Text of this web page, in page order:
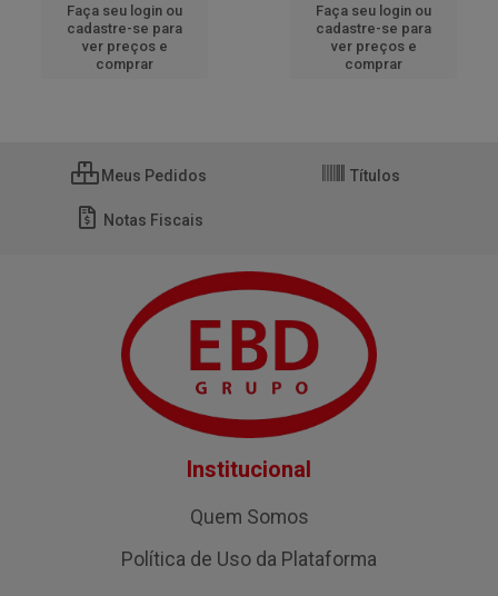
Faça seu login ou
cadastre-se para
ver preços e
comprar
Faça seu login ou
cadastre-se para
ver preços e
comprar
Meus Pedidos Títulos
Notas Fiscais
Institucional
Quem Somos
Política de Uso da Plataforma